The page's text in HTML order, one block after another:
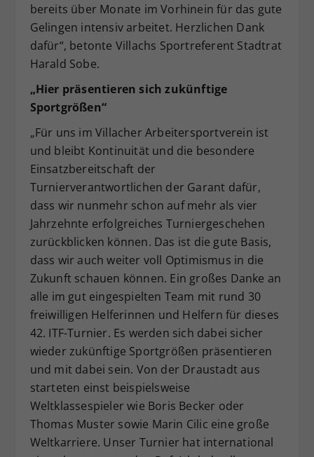
bereits über Monate im Vorhinein für das gute
Gelingen intensiv arbeitet. Herzlichen Dank
dafür“, betonte Villachs Sportreferent Stadtrat
Harald Sobe.
„Hier präsentieren sich zukünftige
Sportgrößen“
„Für uns im Villacher Arbeitersportverein ist
und bleibt Kontinuität und die besondere
Einsatzbereitschaft der
Turnierverantwortlichen der Garant dafür,
dass wir nunmehr schon auf mehr als vier
Jahrzehnte erfolgreiches Turniergeschehen
zurückblicken können. Das ist die gute Basis,
dass wir auch weiter voll Optimismus in die
Zukunft schauen können. Ein großes Danke an
alle im gut eingespielten Team mit rund 30
freiwilligen Helferinnen und Helfern für dieses
42. ITF-Turnier. Es werden sich dabei sicher
wieder zukünftige Sportgrößen präsentieren
und mit dabei sein. Von der Draustadt aus
starteten einst beispielsweise
Weltklassespieler wie Boris Becker oder
Thomas Muster sowie Marin Cilic eine große
Weltkarriere. Unser Turnier hat international